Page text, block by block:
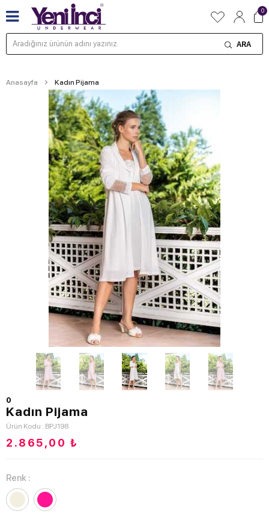
0
ARA
Anasayfa Kadın Pijama
0
Kadın Pijama
Ürün Kodu : BPJ198
2.865,00 ₺
Renk :